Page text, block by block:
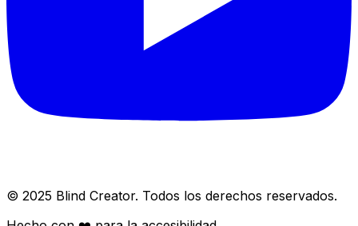
© 2025 Blind Creator. Todos los derechos reservados.